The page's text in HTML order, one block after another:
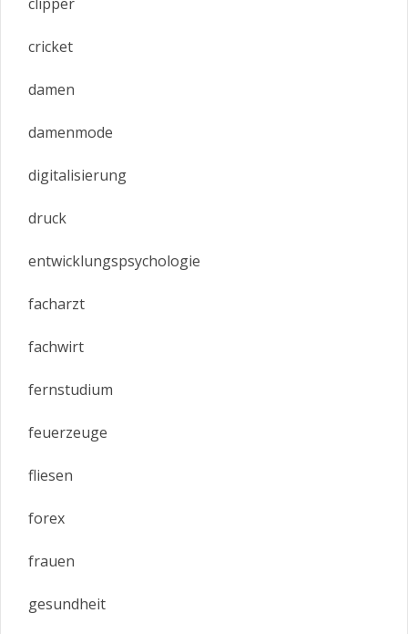
cricket
damen
damenmode
digitalisierung
druck
entwicklungspsychologie
facharzt
fachwirt
fernstudium
feuerzeuge
fliesen
forex
frauen
gesundheit